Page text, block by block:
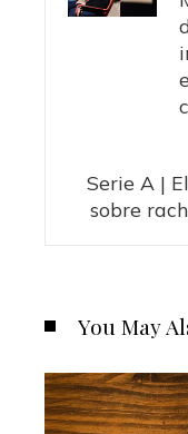
Serie A |
sobre
You May